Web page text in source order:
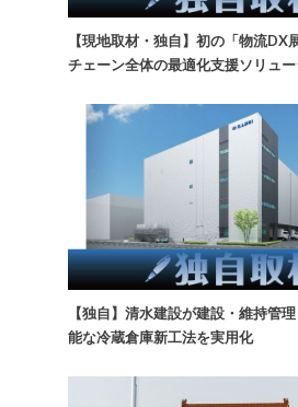
【現地取材・独自】初の「物流DX
チェーン全体の最適化支援ソリュ
【独自】清水建設が建設・維持管
能な冷蔵倉庫新工法を実用化